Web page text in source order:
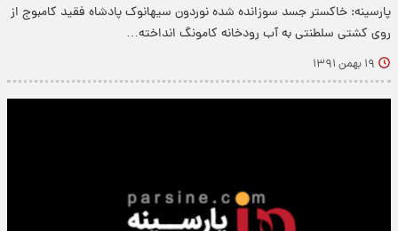
پارسینه: خاکستر جسد سوزانده شده نوردون سیهانوک پادشاه فقید کامبوج از
روی کشتی سلطنتی به آب رودخانه کامونگ انداخته…
۱۹ بهمن ۱۳۹۱